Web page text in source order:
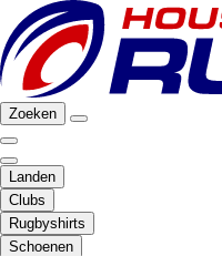
Zoeken
Landen
Clubs
Rugbyshirts
Schoenen